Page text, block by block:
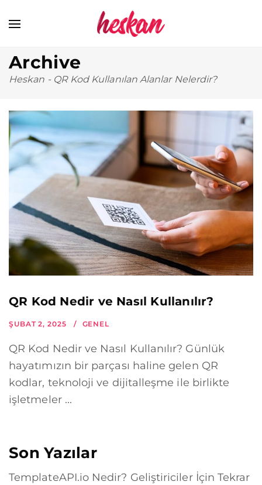
Archive
Heskan - QR Kod Kullanılan Alanlar Nelerdir?
QR Kod Nedir ve Nasıl Kullanılır?
ŞUBAT 2, 2025 GENEL
QR Kod Nedir ve Nasıl Kullanılır? Günlük
hayatımızın bir parçası haline gelen QR
kodlar, teknoloji ve dijitalleşme ile birlikte
işletmeler ...
Son Yazılar
TemplateAPI.io Nedir? Geliştiriciler İçin Tekrar